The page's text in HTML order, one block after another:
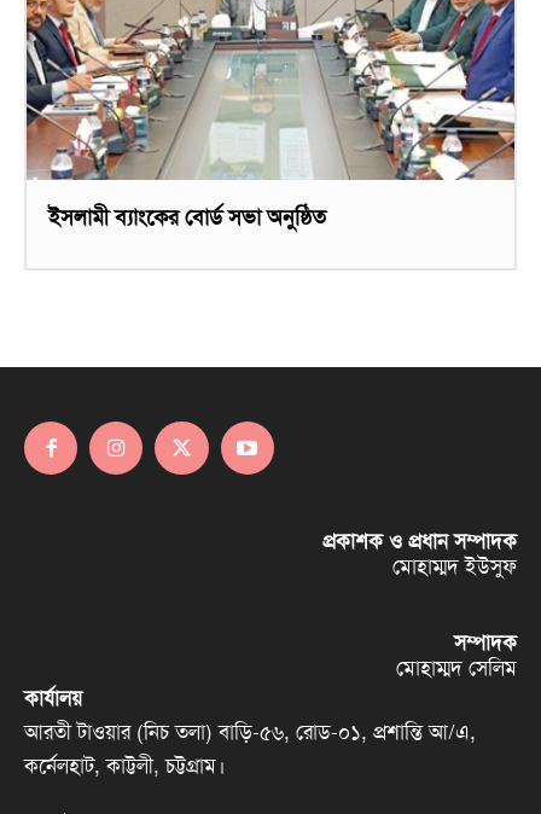
ইসলামী ব্যাংকের বোর্ড সভা অনুষ্ঠিত
প্রকাশক ও প্রধান সম্পাদক
মোহাম্মদ ইউসুফ
সম্পাদক
মোহাম্মদ সেলিম
কার্যালয়
আরতী টাওয়ার (নিচ তলা) বাড়ি-৫৬, রোড-০১, প্রশান্তি আ/এ,
কর্নেলহাট, কাট্টলী, চট্টগ্রাম।